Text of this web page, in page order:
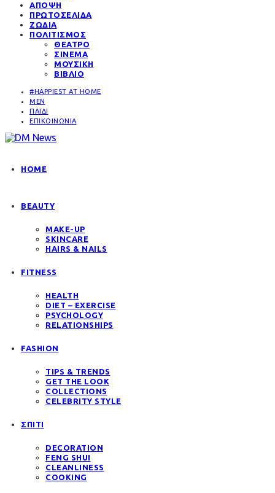
ΑΠΟΨΗ
ΠΡΩΤΟΣΕΛΙΔΑ
ΖΩΔΙΑ
ΠΟΛΙΤΙΣΜΟΣ
ΘΕΑΤΡΟ
ΣΙΝΕΜΑ
ΜΟΥΣΙΚΗ
ΒΙΒΛΙΟ
#HAPPIEST AT HOME
MEN
ΠΑΙΔΙ
ΕΠΙΚΟΙΝΩΝΙΑ
HOME
BEAUTY
MAKE-UP
SKINCARE
HAIRS & NAILS
FITNESS
HEALTH
DIET – EXERCISE
PSYCHOLOGY
RELATIONSHIPS
FASHION
TIPS & TRENDS
GET THE LOOK
COLLECTIONS
CELEBRITY STYLE
ΣΠΙΤΙ
DECORATION
FENG SHUI
CLEANLINESS
COOKING